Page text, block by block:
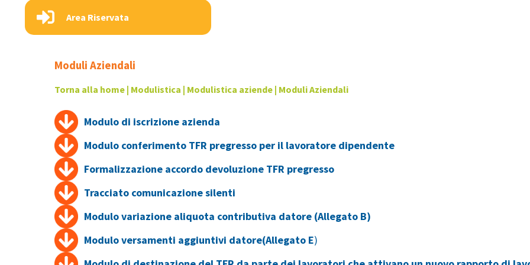
Area Riservata
Moduli Aziendali
Torna alla home | Modulistica | Modulistica aziende | Moduli Aziendali
Modulo di iscrizione azienda
Modulo conferimento TFR pregresso per il lavoratore dipendente
Formalizzazione accordo devoluzione TFR pregresso
Tracciato comunicazione silenti
Modulo variazione aliquota contributiva datore (Allegato B)
Modulo versamenti aggiuntivi datore(Allegato E)